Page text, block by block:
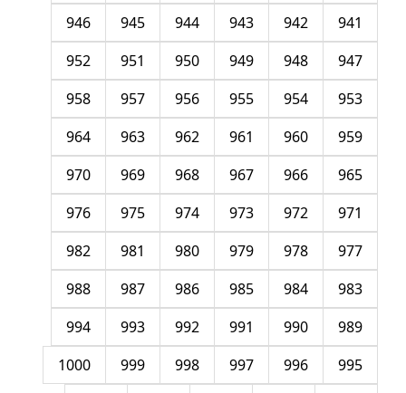
941
942
943
944
945
946
947
948
949
950
951
952
953
954
955
956
957
958
959
960
961
962
963
964
965
966
967
968
969
970
971
972
973
974
975
976
977
978
979
980
981
982
983
984
985
986
987
988
989
990
991
992
993
994
995
996
997
998
999
1000